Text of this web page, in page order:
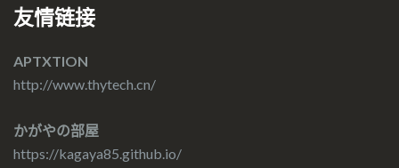
友情链接
APTXTION
http://www.thytech.cn/
かがやの部屋
https://kagaya85.github.io/